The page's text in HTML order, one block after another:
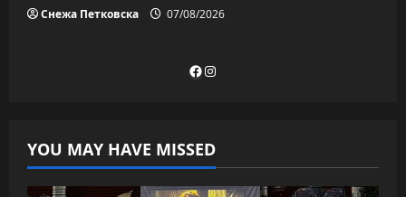
Снежа Петковска 07/08/2026
Facebook
Instagram
YOU MAY HAVE MISSED